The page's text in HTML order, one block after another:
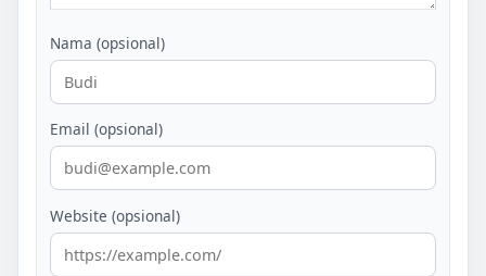
Nama (opsional)
Email (opsional)
Website (opsional)